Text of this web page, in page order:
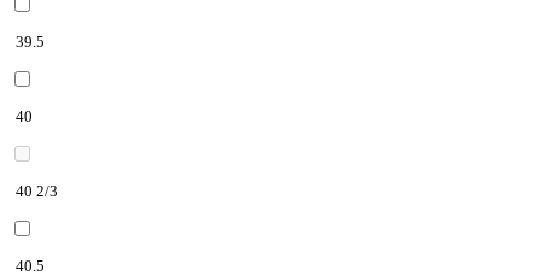
39.5
40
40 2/3
40.5